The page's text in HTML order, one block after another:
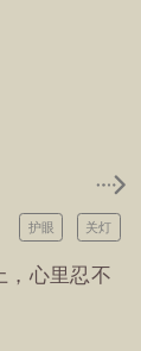
关灯
护眼
，心里忍不